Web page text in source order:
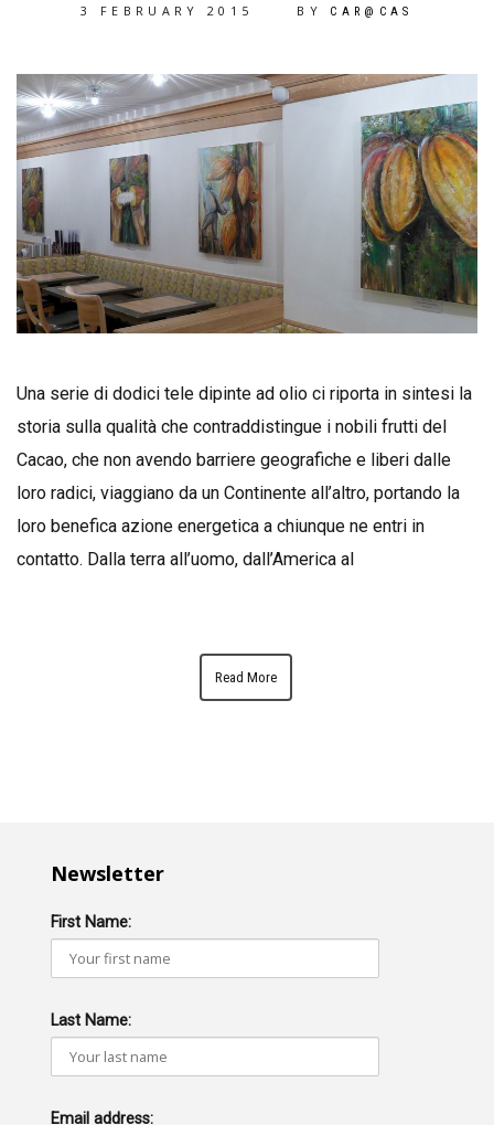
3 FEBRUARY 2015 BY CAR@CAS
Una serie di dodici tele dipinte ad olio ci riporta in sintesi la
storia sulla qualità che contraddistingue i nobili frutti del
Cacao, che non avendo barriere geografiche e liberi dalle
loro radici, viaggiano da un Continente all’altro, portando la
loro benefica azione energetica a chiunque ne entri in
contatto. Dalla terra all’uomo, dall’America al
Read More
Newsletter
First Name:
Last Name:
Email address: